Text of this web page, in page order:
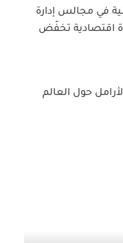
في مجالس إدارة
اقتصادية تخفّض
حول العالم